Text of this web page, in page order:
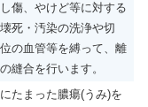
傷、やけど等に対する
死・汚染の洗浄や切
の血管等を縛って、離
縫合を行います。
たまった膿瘍(うみ)を